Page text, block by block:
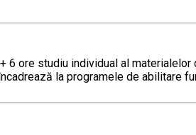
6 ore studiu individual al
la programele de